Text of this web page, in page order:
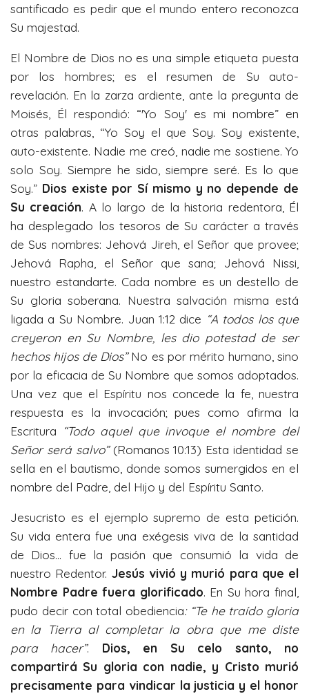
santificado es pedir que el mundo entero reconozca
Su majestad.
El Nombre de Dios no es una simple etiqueta puesta
por los hombres; es el resumen de Su auto-
revelación. En la zarza ardiente, ante la pregunta de
Moisés, Él respondió: “'Yo Soy' es mi nombre” en
otras palabras, “Yo Soy el que Soy. Soy existente,
auto-existente. Nadie me creó, nadie me sostiene. Yo
solo Soy. Siempre he sido, siempre seré. Es lo que
Soy.” Dios existe por Sí mismo y no depende de
Su creación. A lo largo de la historia redentora, Él
ha desplegado los tesoros de Su carácter a través
de Sus nombres: Jehová Jireh, el Señor que provee;
Jehová Rapha, el Señor que sana; Jehová Nissi,
nuestro estandarte. Cada nombre es un destello de
Su gloria soberana. Nuestra salvación misma está
ligada a Su Nombre. Juan 1:12 dice “A todos los que
creyeron en Su Nombre, les dio potestad de ser
hechos hijos de Dios”No es por mérito humano, sino
por la eficacia de Su Nombre que somos adoptados.
Una vez que el Espíritu nos concede la fe, nuestra
respuesta es la invocación; pues como afirma la
Escritura
“Todo aquel que invoque el nombre del
Señor será salvo” (Romanos 10:13) Esta identidad se
sella en el bautismo, donde somos sumergidos en el
nombre del Padre, del Hijo y del Espíritu Santo.
Jesucristo es el ejemplo supremo de esta petición.
Su vida entera fue una exégesis viva de la santidad
de Dios... fue la pasión que consumió la vida de
nuestro Redentor. Jesús vivió y murió para que el
Nombre Padre fuera glorificado. En Su hora final,
pudo decir con total obediencia: “Te he traído gloria
en la Tierra al completar la obra que me diste
para hacer”. Dios, en Su celo santo, no
compartirá Su gloria con nadie, y Cristo murió
precisamente para vindicar la justicia y el honor